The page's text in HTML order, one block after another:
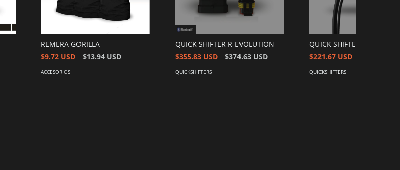
REMERA GORILLA
$9.72 USD
$13.94 USD
ACCESORIOS
QUICK SHIFTER R-EVOLUTION
$355.83 USD
$374.63 USD
QUICKSHIFTERS
QUICK SHIFTER COMPACT
$221.67 USD
QUICKSHIFTERS